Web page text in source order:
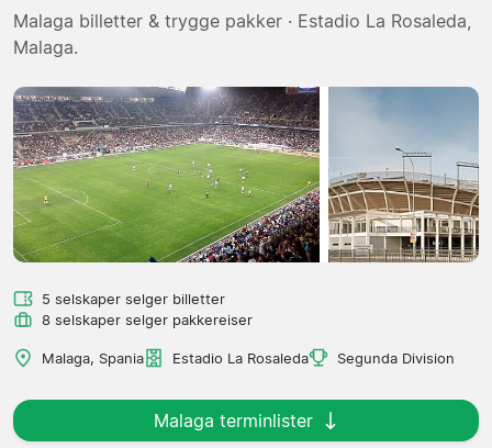
Reisebyråer
Malaga billetter & trygge pakker · Estadio La Rosaleda,
Malaga.
5 selskaper selger billetter
8 selskaper selger pakkereiser
Malaga, Spania Estadio La Rosaleda Segunda Division
Malaga terminlister